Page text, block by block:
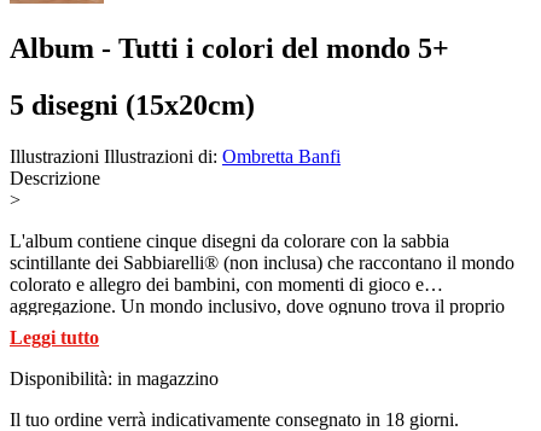
Album - Tutti i colori del mondo 5+
5 disegni (15x20cm)
Illustrazioni Illustrazioni di: Ombretta Banfi
Descrizione
>
L'album contiene cinque disegni da colorare con la sabbia
scintillante dei Sabbiarelli® (non inclusa) che raccontano il mondo
colorato e allegro dei bambini, con momenti di gioco e
aggregazione. Un mondo inclusivo, dove ognuno trova il proprio
spazio, in armonia con l’ambiente circostante, che sia in piedi o su
una sedia a rotelle. Per colorare i disegni con la sabbia non servono
né forbici, né colla: rimuovendo la carta dal disegno rimane la
superficie adesiva da colorare con le sabbie Sabbiarelli® (sabbia non
inclusa) I soggetti rappresentati sono: In classe - Lavoro di gruppo -
Leggi tutto
Disponibilità: in magazzino
Il tuo ordine verrà indicativamente consegnato in 18 giorni.